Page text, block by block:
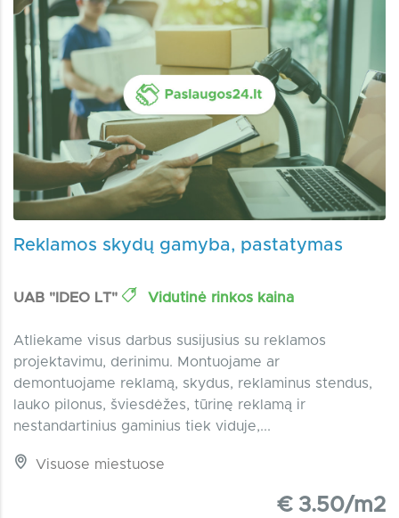
Reklamos skydų gamyba, pastatymas
UAB "IDEO LT" Vidutinė rinkos kaina
Atliekame visus darbus susijusius su reklamos
projektavimu, derinimu. Montuojame ar
demontuojame reklamą, skydus, reklaminus stendus,
lauko pilonus, šviesdėžes, tūrinę reklamą ir
nestandartinius gaminius tiek viduje,...
Visuose miestuose
€ 3.50/m2